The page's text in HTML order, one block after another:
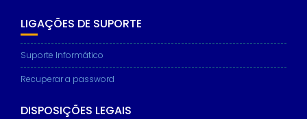
LIGAÇÕES DE SUPORTE
Suporte Informático
Recuperar a password
DISPOSIÇÕES LEGAIS